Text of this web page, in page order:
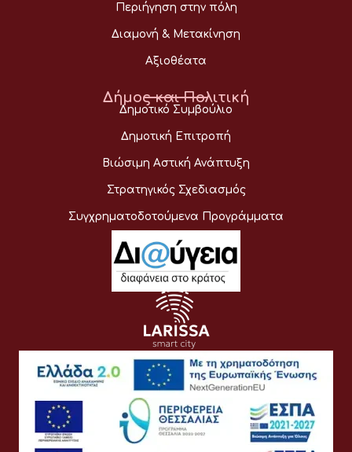
Περιήγηση στην πόλη
Διαμονή & Μετακίνηση
Αξιοθέατα
Δήμος και Πολιτική
Δημοτικό Συμβούλιο
Δημοτική Επιτροπή
Βιώσιμη Αστική Ανάπτυξη
Στρατηγικός Σχεδιασμός
Συγχρηματοδοτούμενα Προγράμματα